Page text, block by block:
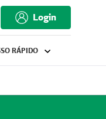
Login
RÁPIDO